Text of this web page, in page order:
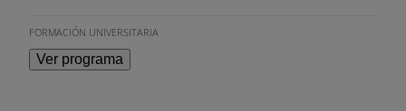
FORMACIÓN UNIVERSITARIA
Ver programa